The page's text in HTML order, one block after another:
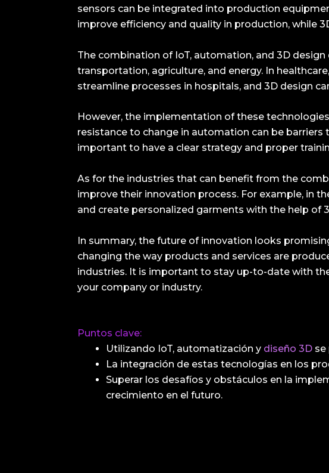
sensors can be integrated into production
improve efficiency and quality in production, while
The combination of IoT, automation, and 3D
transportation, agriculture, and energy. In
streamline processes in hospitals, and 3D design
However, the implementation of these
resistance to change in automation can be
important to have a clear strategy and proper
As for the industries that can benefit from the
improve their innovation process. For example, in
and create personalized garments with the help of
In summary, the future of innovation looks
changing the way products and services are
industries. It is important to stay up-to-date with
your company or industry.
Puntos clave:
Utilizando IoT, automatización y diseño 3D se
La integración de estas tecnologías en los
Superar los desafíos y obstáculos en la
crecimiento en el futuro.